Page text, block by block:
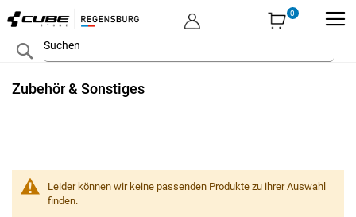
Inhalt
Search
Zubehör & Sonstiges
Leider können wir keine passenden Produkte zu ihrer Auswahl
finden.